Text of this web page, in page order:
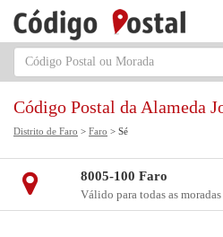
Código Postal da Alameda
Distrito de Faro > Faro > Sé
8005-100 Faro
Válido para todas as moradas